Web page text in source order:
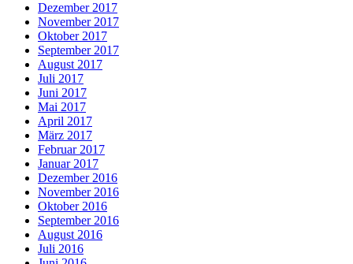
Dezember 2017
November 2017
Oktober 2017
September 2017
August 2017
Juli 2017
Juni 2017
Mai 2017
April 2017
März 2017
Februar 2017
Januar 2017
Dezember 2016
November 2016
Oktober 2016
September 2016
August 2016
Juli 2016